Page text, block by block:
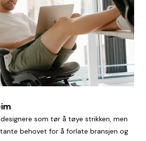
som tør å tøye strikken, men
behovet for å forlate bransjen og